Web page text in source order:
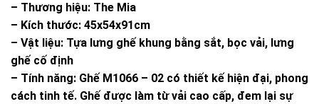
– Thương hiệu: The Mia
– Kích thước: 45x54x91cm
– Vật liệu: Tựa lưng ghế khung bằng sắt, bọc vải, lưng
ghế cố định
– Tính năng: Ghế M1066 – 02 có thiết kế hiện đại, phong
cách tinh tế. Ghế được làm từ vải cao cấp, đem lại sự